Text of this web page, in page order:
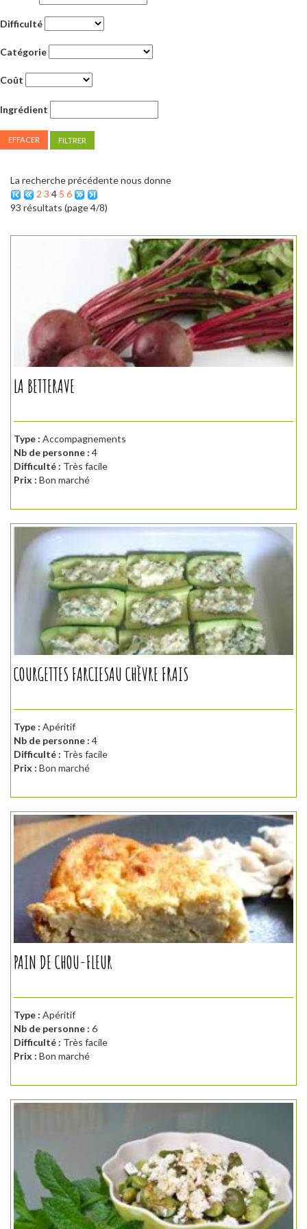
Difficulté
Catégorie
Coût
Ingrédient
EFFACER
La recherche précédente nous donne
2 3 4 5 6
93 résultats (page 4/8)
LA BETTERAVE
Type : Accompagnements
Nb de personne : 4
Difficulté : Très facile
Prix : Bon marché
COURGETTES FARCIESAU CHÈVRE FRAIS
Type : Apéritif
Nb de personne : 4
Difficulté : Très facile
Prix : Bon marché
PAIN DE CHOU-FLEUR
Type : Apéritif
Nb de personne : 6
Difficulté : Très facile
Prix : Bon marché